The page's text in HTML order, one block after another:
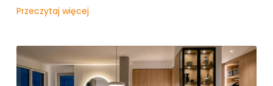
Przeczytaj więcej